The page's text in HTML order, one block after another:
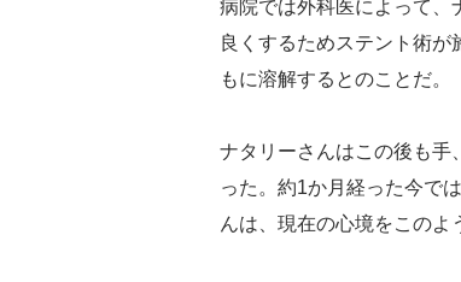
病院では外科医によって、
良くするためステント術が
もに溶解するとのことだ。
ナタリーさんはこの後も手
った。約1か月経った今で
んは、現在の心境をこのよ